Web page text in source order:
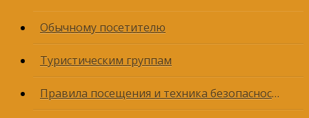
Обычному посетителю
Туристическим группам
Правила посещения и техника безопасности